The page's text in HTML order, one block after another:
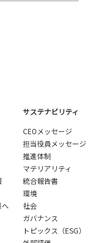
へ
サステナビリティ
CEOメッセージ
担当役員メッセージ
推進体制
マテリアリティ
統合報告書
環境
社会
ガバナンス
トピックス（ESG）